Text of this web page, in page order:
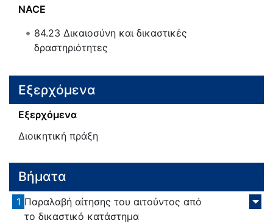
NACE
84.23 Δικαιοσύνη και δικαστικές
δραστηριότητες
Εξερχόμενα
Εξερχόμενα
Διοικητική πράξη
Βήματα
1 Παραλαβή αίτησης του αιτούντος από
το δικαστικό κατάστημα